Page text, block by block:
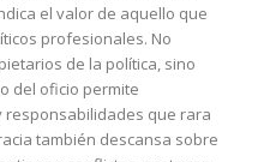
el valor de aquello que
profesionales. No
de la política, sino
del oficio permite
responsabilidades que rara
también descansa sobre